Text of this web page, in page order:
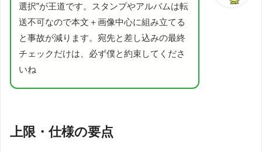
選択”が王道です。スタンプやアルバムは転
送不可なので本文＋画像中心に組み立てる
と事故が減ります。宛先と差し込みの最終
チェックだけは、必ず僕と約束してくださ
いね
上限・仕様の要点